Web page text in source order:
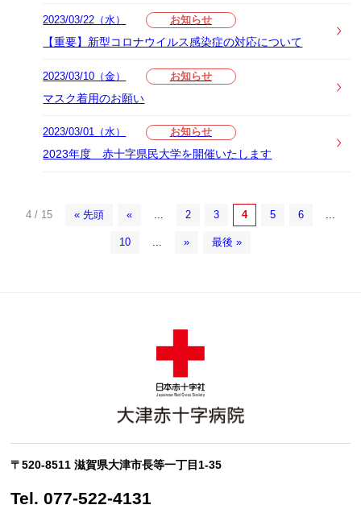
2023/03/22（水） お知らせ
【重要】新型コロナウイルス感染症の対応について
2023/03/10（金） お知らせ
マスク着用のお願い
2023/03/01（水） お知らせ
2023年度 赤十字県民大学を開催いたします
4 / 15 « 先頭 « ... 2 3 4 5 6 ...
10 ... » 最後 »
〒520-8511 滋賀県大津市長等一丁目1-35
Tel. 077-522-4131